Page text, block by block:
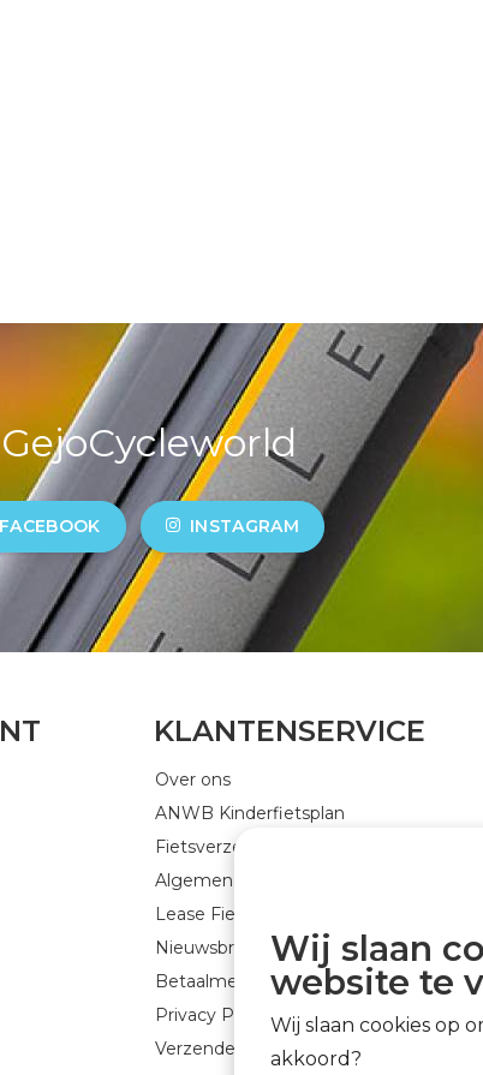
FACEBOOK INSTAGRAM
KLANTENSERVICE
Over ons
ANWB Kinderfietsplan
Fietsverzekering
Algemene voorwaarden
Lease Fiets
Nieuwsbrief GEJO Cycleworld
Betaalmethoden
Privacy Policy
Verzenden & retourneren
Wij slaan
website te
Wij slaan cookies op
akkoord?